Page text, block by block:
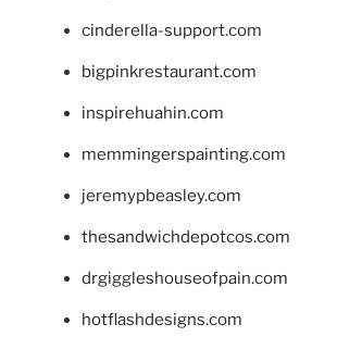
cinderella-support.com
bigpinkrestaurant.com
inspirehuahin.com
memmingerspainting.com
jeremypbeasley.com
thesandwichdepotcos.com
drgiggleshouseofpain.com
hotflashdesigns.com